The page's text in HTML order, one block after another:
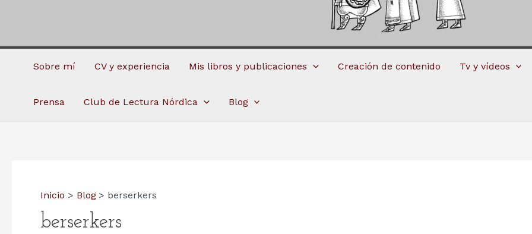
Sobre mí CV y experiencia Mis libros y publicaciones Creación de contenido Tv y vídeos
Prensa Club de Lectura Nórdica Blog
Inicio Blog berserkers
berserkers